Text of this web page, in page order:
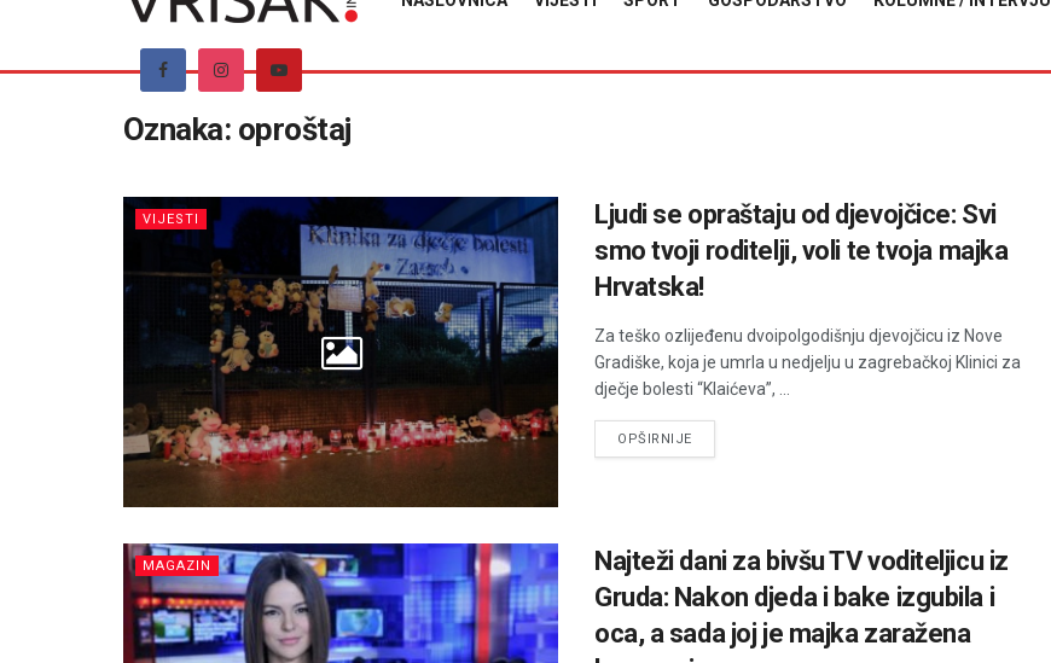
Oznaka: oproštaj
VIJESTI
Ljudi se opraštaju od djevojčice: Svi
smo tvoji roditelji, voli te tvoja majka
Hrvatska!
Za teško ozlijeđenu dvoipolgodišnju djevojčicu iz Nove
Gradiške, koja je umrla u nedjelju u zagrebačkoj Klinici za
dječje bolesti “Klaićeva”, ...
OPŠIRNIJEDETAILS
MAGAZIN
Najteži dani za bivšu TV voditeljicu iz
Gruda: Nakon djeda i bake izgubila i
oca, a sada joj je majka zaražena